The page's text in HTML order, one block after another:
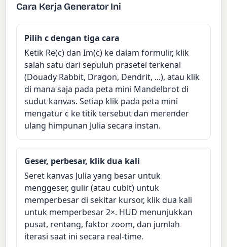
Cara Kerja Generator Ini
Pilih c dengan tiga cara
Ketik Re(c) dan Im(c) ke dalam formulir, klik
salah satu dari sepuluh prasetel terkenal
(Douady Rabbit, Dragon, Dendrit, ...), atau klik
di mana saja pada peta mini Mandelbrot di
sudut kanvas. Setiap klik pada peta mini
mengatur c ke titik tersebut dan merender
ulang himpunan Julia secara instan.
Geser, perbesar, klik dua kali
Seret kanvas Julia yang besar untuk
menggeser, gulir (atau cubit) untuk
memperbesar di sekitar kursor, klik dua kali
untuk memperbesar 2×. HUD menunjukkan
pusat, rentang, faktor zoom, dan jumlah
iterasi saat ini secara real-time.